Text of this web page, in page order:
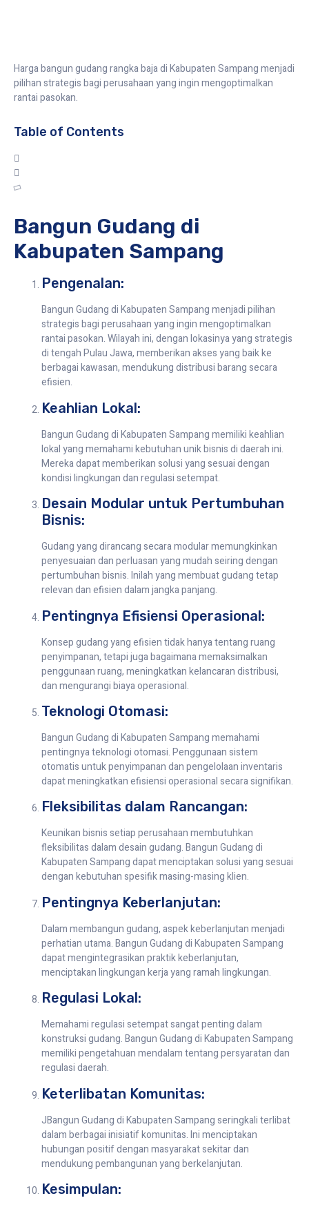
Harga bangun gudang rangka baja di Kabupaten Sampang menjadi
pilihan strategis bagi perusahaan yang ingin mengoptimalkan
rantai pasokan.
Table of Contents
Bangun Gudang di
Kabupaten Sampang
Pengenalan:
Bangun Gudang di Kabupaten Sampang menjadi pilihan
strategis bagi perusahaan yang ingin mengoptimalkan
rantai pasokan. Wilayah ini, dengan lokasinya yang strategis
di tengah Pulau Jawa, memberikan akses yang baik ke
berbagai kawasan, mendukung distribusi barang secara
efisien.
Keahlian Lokal:
Bangun Gudang di Kabupaten Sampang memiliki keahlian
lokal yang memahami kebutuhan unik bisnis di daerah ini.
Mereka dapat memberikan solusi yang sesuai dengan
kondisi lingkungan dan regulasi setempat.
Desain Modular untuk Pertumbuhan
Bisnis:
Gudang yang dirancang secara modular memungkinkan
penyesuaian dan perluasan yang mudah seiring dengan
pertumbuhan bisnis. Inilah yang membuat gudang tetap
relevan dan efisien dalam jangka panjang.
Pentingnya Efisiensi Operasional:
Konsep gudang yang efisien tidak hanya tentang ruang
penyimpanan, tetapi juga bagaimana memaksimalkan
penggunaan ruang, meningkatkan kelancaran distribusi,
dan mengurangi biaya operasional.
Teknologi Otomasi:
Bangun Gudang di Kabupaten Sampang memahami
pentingnya teknologi otomasi. Penggunaan sistem
otomatis untuk penyimpanan dan pengelolaan inventaris
dapat meningkatkan efisiensi operasional secara signifikan.
Fleksibilitas dalam Rancangan:
Keunikan bisnis setiap perusahaan membutuhkan
fleksibilitas dalam desain gudang. Bangun Gudang di
Kabupaten Sampang dapat menciptakan solusi yang sesuai
dengan kebutuhan spesifik masing-masing klien.
Pentingnya Keberlanjutan:
Dalam membangun gudang, aspek keberlanjutan menjadi
perhatian utama. Bangun Gudang di Kabupaten Sampang
dapat mengintegrasikan praktik keberlanjutan,
menciptakan lingkungan kerja yang ramah lingkungan.
Regulasi Lokal:
Memahami regulasi setempat sangat penting dalam
konstruksi gudang. Bangun Gudang di Kabupaten Sampang
memiliki pengetahuan mendalam tentang persyaratan dan
regulasi daerah.
Keterlibatan Komunitas:
JBangun Gudang di Kabupaten Sampang seringkali terlibat
dalam berbagai inisiatif komunitas. Ini menciptakan
hubungan positif dengan masyarakat sekitar dan
mendukung pembangunan yang berkelanjutan.
Kesimpulan: